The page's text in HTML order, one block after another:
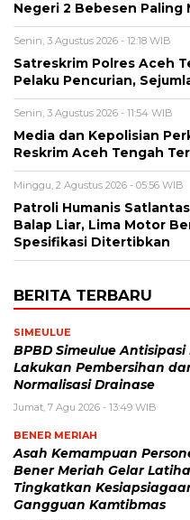
Negeri 2 Bebesen Paling
Senin, 3 Agustus 2026 - 12:18 WIB
Satreskrim Polres Aceh
Pelaku Pencurian,
Senin, 3 Agustus 2026 - 11:54 WIB
Media dan Kepolisian
Reskrim Aceh Tengah
Minggu, 2 Agustus 2026 - 05:56 WIB
Patroli Humanis
Balap Liar, Lima Motor
Spesifikasi Ditertibkan
BERITA TERBARU
SIMEULUE
BPBD Simeulue Antisipasi
Lakukan Pembersihan
Normalisasi Drainase
Jumat, 7 Agu 2026 - 13:49 WIB
BENER MERIAH
Asah Kemampuan
Bener Meriah Gelar
Tingkatkan
Gangguan Kamtibmas